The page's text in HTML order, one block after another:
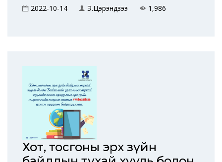
2022-10-14 Э.Цэрэндүзээ 1,986
Хот, тосгоны эрх зүйн